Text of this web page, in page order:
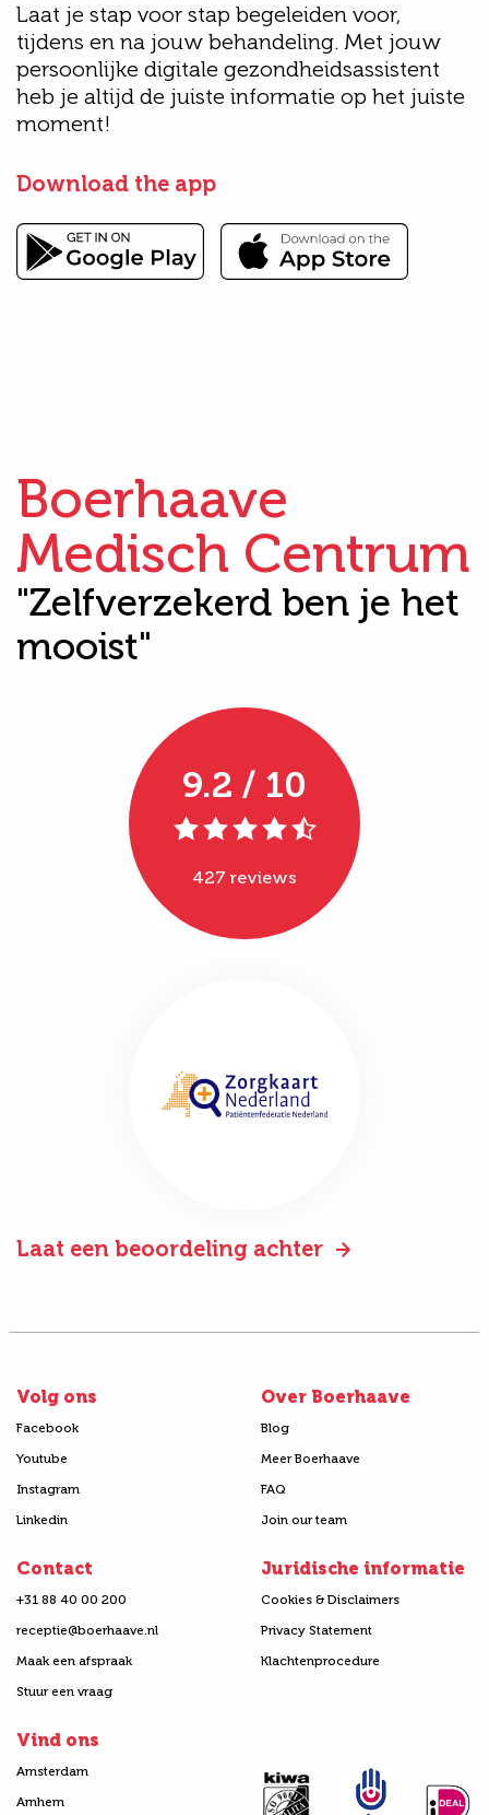
Laat je stap voor stap begeleiden voor,
tijdens en na jouw behandeling. Met jouw
persoonlijke digitale gezondheidsassistent
heb je altijd de juiste informatie op het juiste
moment!
Download the app
Boerhaave
Medisch Centrum
"Zelfverzekerd ben je het
mooist"
9.2 / 10
427 reviews
Laat een beoordeling achter
Volg ons
Facebook
Youtube
Instagram
Linkedin
Over Boerhaave
Blog
Meer Boerhaave
FAQ
Join our team
Contact
+31 88 40 00 200
receptie@boerhaave.nl
Maak een afspraak
Stuur een vraag
Juridische informatie
Cookies & Disclaimers
Privacy Statement
Klachtenprocedure
Vind ons
Amsterdam
Arnhem